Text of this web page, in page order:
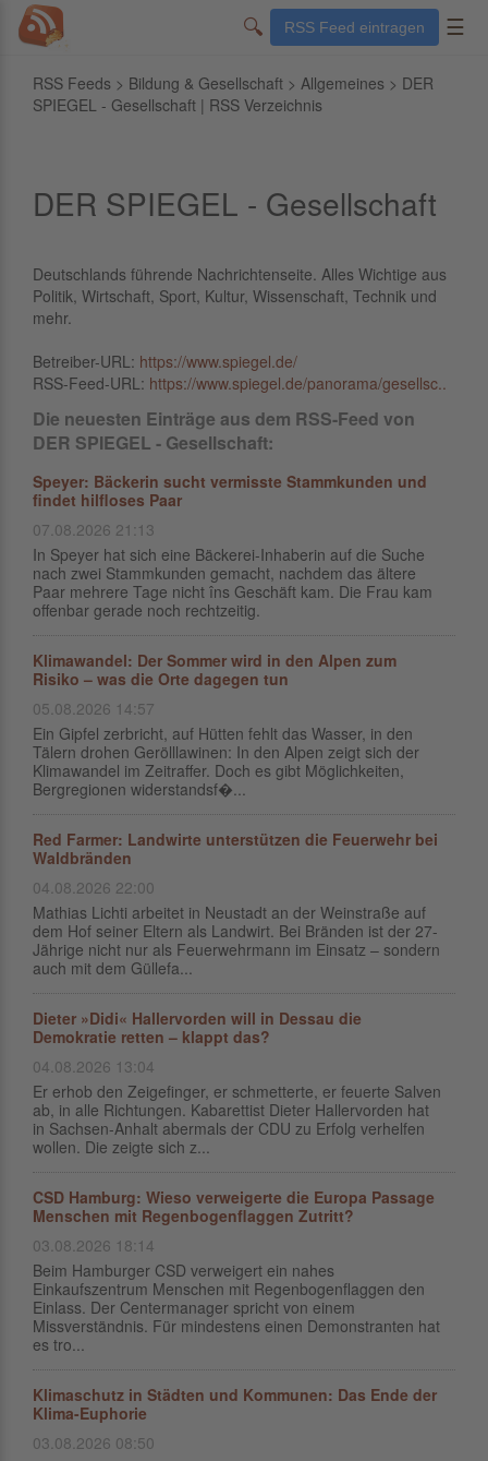
🔍 RSS Feed eintragen ☰
RSS Feeds > Bildung & Gesellschaft > Allgemeines > DER
SPIEGEL - Gesellschaft | RSS Verzeichnis
DER SPIEGEL - Gesellschaft
Deutschlands führende Nachrichtenseite. Alles Wichtige aus
Politik, Wirtschaft, Sport, Kultur, Wissenschaft, Technik und
mehr.
Betreiber-URL: https://www.spiegel.de/
RSS-Feed-URL: https://www.spiegel.de/panorama/gesellsc..
Die neuesten Einträge aus dem RSS-Feed von
DER SPIEGEL - Gesellschaft:
Speyer: Bäckerin sucht vermisste Stammkunden und
findet hilfloses Paar
07.08.2026 21:13
In Speyer hat sich eine Bäckerei-Inhaberin auf die Suche
nach zwei Stammkunden gemacht, nachdem das ältere
Paar mehrere Tage nicht îns Geschäft kam. Die Frau kam
offenbar gerade noch rechtzeitig.
Klimawandel: Der Sommer wird in den Alpen zum
Risiko – was die Orte dagegen tun
05.08.2026 14:57
Ein Gipfel zerbricht, auf Hütten fehlt das Wasser, in den
Tälern drohen Gerölllawinen: In den Alpen zeigt sich der
Klimawandel im Zeitraffer. Doch es gibt Möglichkeiten,
Bergregionen widerstandsf�...
Red Farmer: Landwirte unterstützen die Feuerwehr bei
Waldbränden
04.08.2026 22:00
Mathias Lichti arbeitet in Neustadt an der Weinstraße auf
dem Hof seiner Eltern als Landwirt. Bei Bränden ist der 27-
Jährige nicht nur als Feuerwehrmann im Einsatz – sondern
auch mit dem Güllefa...
Dieter »Didi« Hallervorden will in Dessau die
Demokratie retten – klappt das?
04.08.2026 13:04
Er erhob den Zeigefinger, er schmetterte, er feuerte Salven
ab, in alle Richtungen. Kabarettist Dieter Hallervorden hat
in Sachsen-Anhalt abermals der CDU zu Erfolg verhelfen
wollen. Die zeigte sich z...
CSD Hamburg: Wieso verweigerte die Europa Passage
Menschen mit Regenbogenflaggen Zutritt?
03.08.2026 18:14
Beim Hamburger CSD verweigert ein nahes
Einkaufszentrum Menschen mit Regenbogenflaggen den
Einlass. Der Centermanager spricht von einem
Missverständnis. Für mindestens einen Demonstranten hat
es tro...
Klimaschutz in Städten und Kommunen: Das Ende der
Klima-Euphorie
03.08.2026 08:50